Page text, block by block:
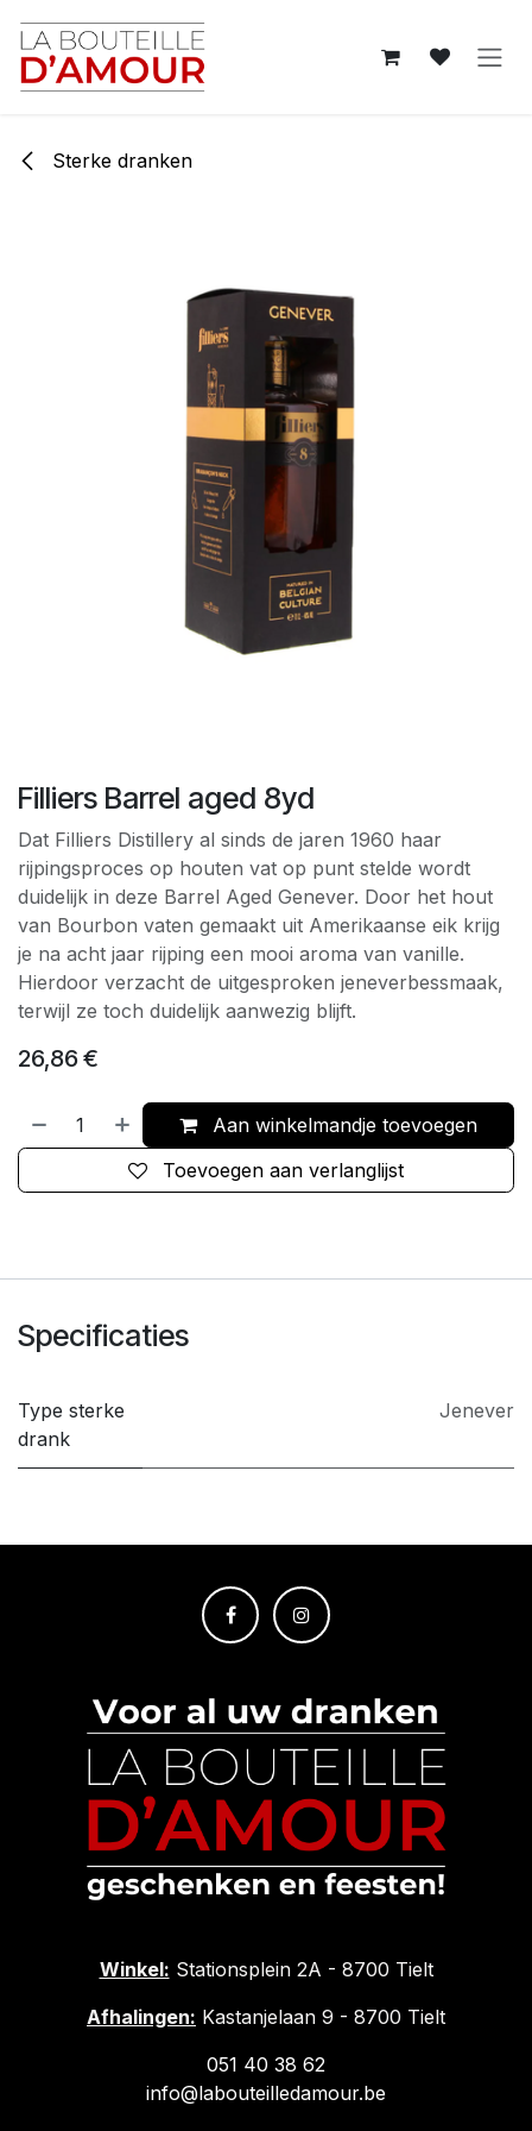
Sterke dranken
Filliers Barrel aged 8yd
Dat Filliers Distillery al sinds de jaren 1960 haar
rijpingsproces op houten vat op punt stelde wordt
duidelijk in deze Barrel Aged Genever. Door het hout
van Bourbon vaten gemaakt uit Amerikaanse eik krijg
je na acht jaar rijping een mooi aroma van vanille.
Hierdoor verzacht de uitgesproken jeneverbessmaak,
terwijl ze toch duidelijk aanwezig blijft.
26,86 €
Aan winkelmandje toevoegen
Toevoegen aan verlanglijst
Specificaties
Type sterke
drank
Jenever
Winkel: Stationsplein 2A - 8700 Tielt
Afhalingen: Kastanjelaan 9 - 8700 Tielt
051 40 38 62
info@labouteilledamour.be